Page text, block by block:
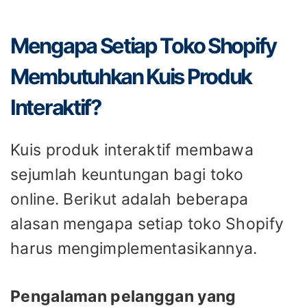
Mengapa Setiap Toko Shopify
Membutuhkan Kuis Produk
Interaktif?
Kuis produk interaktif membawa
sejumlah keuntungan bagi toko
online. Berikut adalah beberapa
alasan mengapa setiap toko Shopify
harus mengimplementasikannya.
Pengalaman pelanggan yang